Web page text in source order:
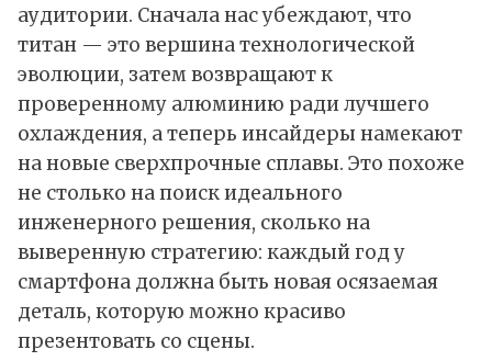
аудитории. Сначала нас убеждают, что
титан — это вершина технологической
эволюции, затем возвращают к
проверенному алюминию ради лучшего
охлаждения, а теперь инсайдеры намекают
на новые сверхпрочные сплавы. Это похоже
не столько на поиск идеального
инженерного решения, сколько на
выверенную стратегию: каждый год у
смартфона должна быть новая осязаемая
деталь, которую можно красиво
презентовать со сцены.